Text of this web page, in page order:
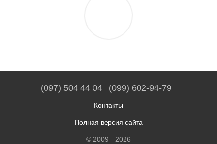
(097) 504 44 04 (099) 602-94-79
Контакты
Полная версия сайта
© 2009—2026